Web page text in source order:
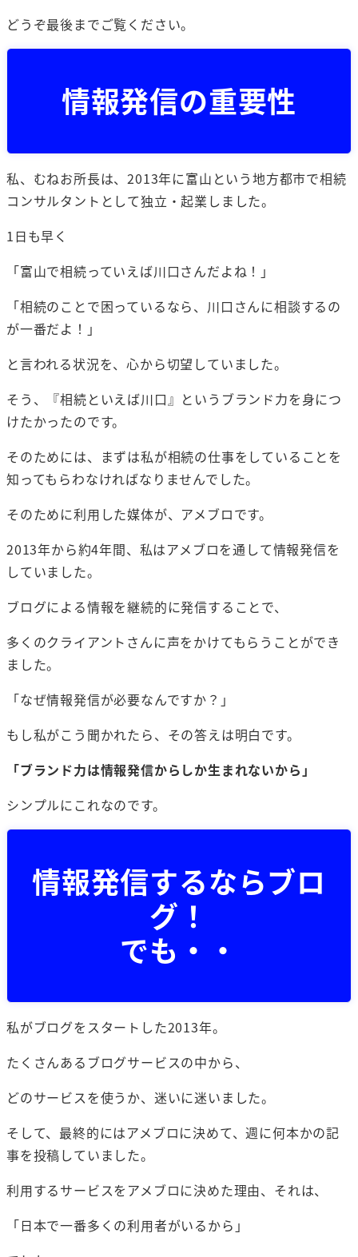
どうぞ最後までご覧ください。
情報発信の重要性
私、むねお所長は、2013年に富山という地方都市で相続
コンサルタントとして独立・起業しました。
1日も早く
「富山で相続っていえば川口さんだよね！」
「相続のことで困っているなら、川口さんに相談するの
が一番だよ！」
と言われる状況を、心から切望していました。
そう、『相続といえば川口』というブランド力を身につ
けたかったのです。
そのためには、まずは私が相続の仕事をしていることを
知ってもらわなければなりませんでした。
そのために利用した媒体が、アメブロです。
2013年から約4年間、私はアメブロを通して情報発信を
していました。
ブログによる情報を継続的に発信することで、
多くのクライアントさんに声をかけてもらうことができ
ました。
「なぜ情報発信が必要なんですか？」
もし私がこう聞かれたら、その答えは明白です。
「ブランド力は情報発信からしか生まれないから」
シンプルにこれなのです。
情報発信するならブロ
グ！
でも・・
私がブログをスタートした2013年。
たくさんあるブログサービスの中から、
どのサービスを使うか、迷いに迷いました。
そして、最終的にはアメブロに決めて、週に何本かの記
事を投稿していました。
利用するサービスをアメブロに決めた理由、それは、
「日本で一番多くの利用者がいるから」